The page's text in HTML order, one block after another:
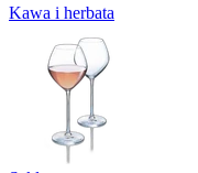
Kawa i herbata